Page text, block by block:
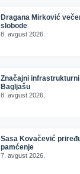
Dragana Mirković
slobode
8. avgust 2026.
Značajni
Bagljašu
8. avgust 2026.
Sasa Kovačević
pamćenje
7. avgust 2026.